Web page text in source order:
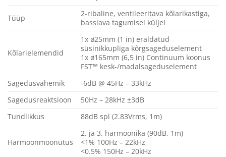
Tüüp
2-ribaline, ventileeritava kõlarikastiga,
bassiava tagumisel küljel
Kõlarielemendid
1x ø25mm (1 in) eraldatud
süsinikkupliga kõrgsageduselement
1x ø165mm (6,5 in) Continuum koonus
FST™ kesk-/madalsageduselement
Sagedusvahemik
-6dB @ 45Hz – 33kHz
Sagedusreaktsioon
50Hz – 28kHz ±3dB
Tundlikkus
88dB spl (2.83Vrms, 1m)
Harmoonmoonutus
2. ja 3. harmoonika (90dB, 1m)
<1% 100Hz – 22kHz
<0.5% 150Hz – 20kHz